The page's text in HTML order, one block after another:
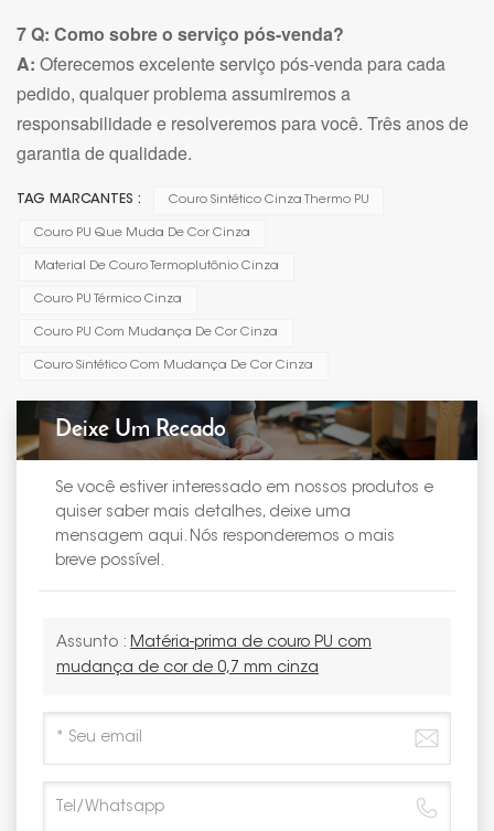
7 Q: Como sobre o serviço pós-venda?
A: Oferecemos excelente serviço pós-venda para cada
pedido, qualquer problema assumiremos a
responsabilidade e resolveremos para você. Três anos de
garantia de qualidade.
TAG MARCANTES : Couro Sintético Cinza Thermo PU
Couro PU Que Muda De Cor Cinza
Material De Couro Termoplutônio Cinza
Couro PU Térmico Cinza
Couro PU Com Mudança De Cor Cinza
Couro Sintético Com Mudança De Cor Cinza
Deixe Um Recado
Se você estiver interessado em nossos produtos e
quiser saber mais detalhes, deixe uma
mensagem aqui. Nós responderemos o mais
breve possível.
Assunto : Matéria-prima de couro PU com
mudança de cor de 0,7 mm cinza